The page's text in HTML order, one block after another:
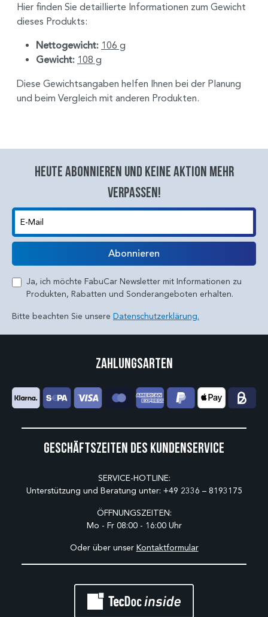
Hier finden Sie detaillierte Informationen zum Gewicht
dieses Produkts:
Nettogewicht: 106 g
Gewicht: 108 g
Diese Gewichtsangaben helfen Ihnen bei der Planung
und beim Vergleich mit anderen Produkten.
Heute abonnieren und keine aktion mehr
verpassen!
E-Mail
Abonnieren
Ja, ich möchte FabuCar Newsletter mit Informationen zu
Produkten, Rabatten und Sonderangeboten erhalten.
Bitte beachten Sie unsere Datenschutzerklärung.
Geschäftszeiten des Kundenservice
SERVICE-HOTLINE:
Unterstützung und Beratung unter: +49 2336 – 8193175
ÖFFNUNGSZEITEN:
Mo - Fr 08:00 - 16:00 Uhr
Oder über unser Kontaktformular
Zahlungsarten